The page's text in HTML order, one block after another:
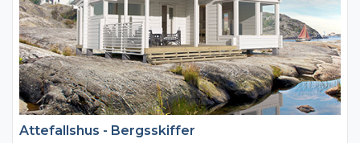
Attefallshus - Bergsskiffer